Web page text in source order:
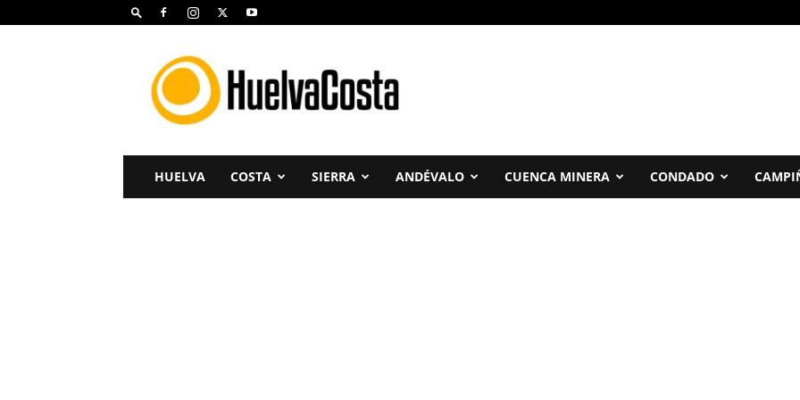
Huelva
Costa
HUELVA COSTA SIERRA ANDÉVALO CUENCA MINERA CONDADO